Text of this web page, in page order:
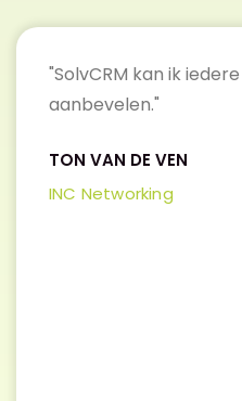
"SolvCRM kan ik
aanbevelen."
TON VAN DE VEN
INC Networking